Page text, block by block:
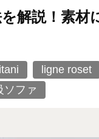
解説！素材
ligne roset
ソファ